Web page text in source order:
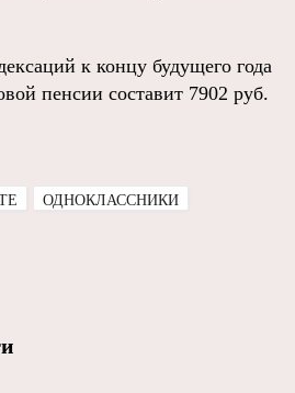
к концу будущего года
пенсии составит 7902 руб.
ОДНОКЛАССНИКИ